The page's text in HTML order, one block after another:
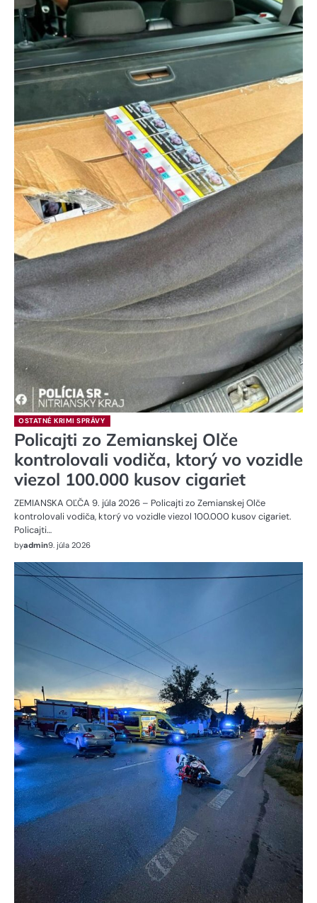
OSTATNÉ KRIMI SPRÁVY
Policajti zo Zemianskej Olče
kontrolovali vodiča, ktorý vo vozidle
viezol 100.000 kusov cigariet
ZEMIANSKA OĽČA 9. júla 2026 – Policajti zo Zemianskej Olče
kontrolovali vodiča, ktorý vo vozidle viezol 100.000 kusov cigariet.
Policajti…
byadmin9. júla 2026